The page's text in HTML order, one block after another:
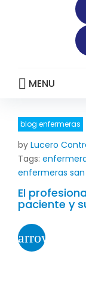
MENU
D
í
a
:
1
9
j
u
blog enfermeras
by Lucero
Tags:
enfermeras
El
paciente y